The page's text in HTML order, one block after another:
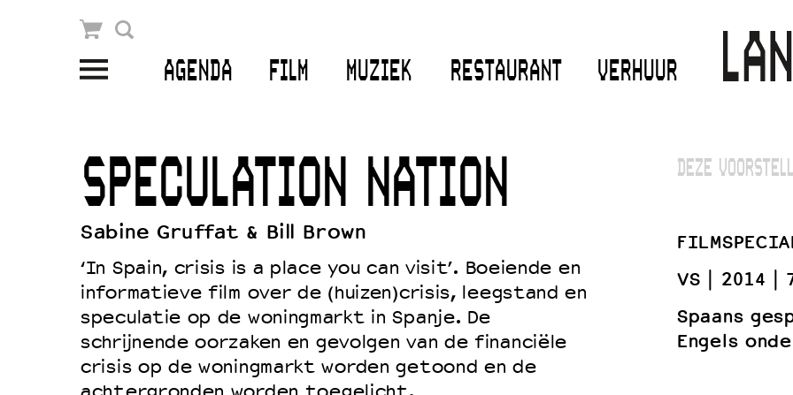
AGENDA FILM MUZIEK RESTAURANT VERHUUR
Winkelmandje
Openingstijden & contact
Bereikbaarheid
Kaartverkoop
EDUCATIE
Schoolvoorstellingen
Filmprogramma’s Primair Onderwijs
SPECULATION NATION
Sabine Gruffat & Bill Brown
‘In Spain, crisis is a place you can visit’. Boeiende en
informatieve film over de (huizen)crisis, leegstand en
speculatie op de woningmarkt in Spanje. De
schrijnende oorzaken en gevolgen van de financiële
crisis op de woningmarkt worden getoond en de
DEZE
VS
2014
Spaans
Engels